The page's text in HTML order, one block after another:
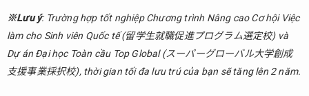
※Lưu ý: ​Trường hợp tốt nghiệp Chương trình Nâng cao Cơ hội Việc
làm cho Sinh viên Quốc tế (留学生就職促進プログラム選定校) và
Dự án Đại học Toàn cầu Top Global (スーパーグローバル大学創成
支援事業採択校), thời gian tối đa lưu trú của bạn sẽ tăng lên 2 năm.